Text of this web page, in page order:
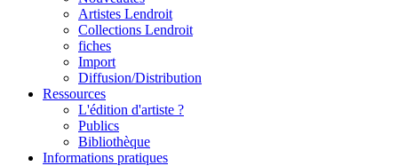
Artistes Lendroit
Collections Lendroit
fiches
Import
Diffusion/Distribution
Ressources
L'édition d'artiste ?
Publics
Bibliothèque
Informations pratiques